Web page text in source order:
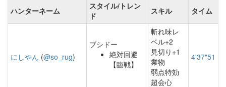
ハンターネーム
スタイル/トレン
ド
スキル タイム
にしやん (@so_rug)
ブシドー
絶対回避
【臨戦】
斬れ味レ
ベル+2
見切り+1
業物
弱点特効
超会心
4'37"51